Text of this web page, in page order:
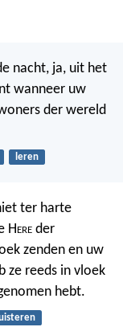
nacht, ja, uit het
wanneer uw
der wereld
leren
ter harte
Here der
zenden en uw
ze reeds in vloek
hebt.